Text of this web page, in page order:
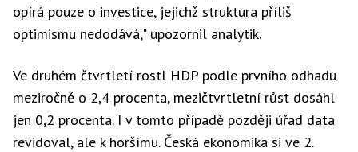
opírá pouze o investice, jejichž struktura příliš
optimismu nedodává," upozornil analytik.
Ve druhém čtvrtletí rostl HDP podle prvního odhadu
meziročně o 2,4 procenta, mezičtvrtletní růst dosáhl
jen 0,2 procenta. I v tomto případě později úřad data
revidoval, ale k horšímu. Česká ekonomika si ve 2.